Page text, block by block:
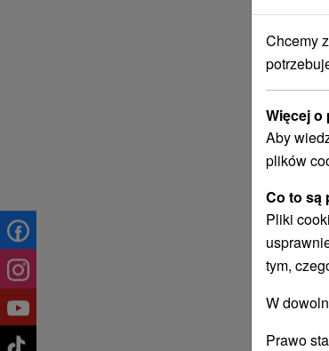
Chcemy
Więcej o
Aby
plików
Co to są
Pliki
tym,
W
Prawo